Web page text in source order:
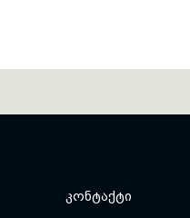
ᲙᲝᲜᲢᲐᲥᲢᲘ